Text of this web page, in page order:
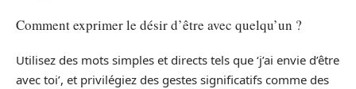
Comment exprimer le désir d’être avec quelqu’un ?
Utilisez des mots simples et directs tels que ‘j’ai envie d’être
avec toi’, et privilégiez des gestes significatifs comme des